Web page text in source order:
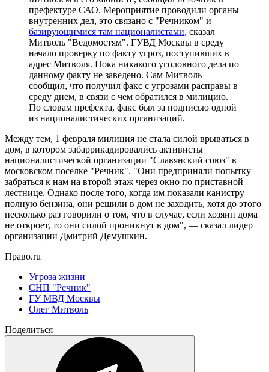
префектуре САО. Мероприятие проводили органы
внутренних дел, это связано с "Речником" и
базирующимися там националистами, сказал
Митволь "Ведомостям". ГУВД Москвы в среду
начало проверку по факту угроз, поступивших в
адрес Митволя. Пока никакого уголовного дела по
данному факту не заведено. Сам Митволь
сообщил, что получил факс с угрозами расправы в
среду днем, в связи с чем обратился в милицию.
По словам префекта, факс был за подписью одной
из националистических организаций.
Между тем, 1 февраля милиция не стала силой врываться в
дом, в котором забаррикадировались активисты
националистической организации "Славянский союз" в
московском поселке "Речник". "Они предприняли попытку
забраться к нам на второй этаж через окно по приставной
лестнице. Однако после того, когда им показали канистру
полную бензина, они решили в дом не заходить, хотя до этого
несколько раз говорили о том, что в случае, если хозяин дома
не откроет, то они силой проникнут в дом", — сказал лидер
организации Дмитрий Демушкин.
Право.ru
Угроза жизни
СНП "Речник"
ГУ МВД Москвы
Олег Митволь
Поделиться